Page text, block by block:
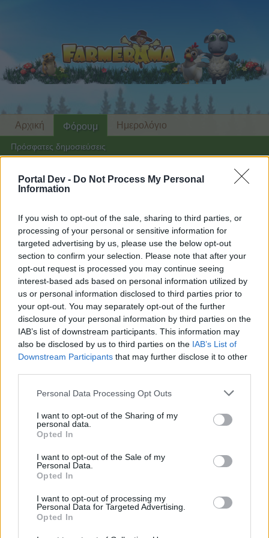
Portal Dev - Do Not Process My Personal
Information
If you wish to opt-out of the sale, sharing to third parties, or
processing of your personal or sensitive information for
targeted advertising by us, please use the below opt-out
section to confirm your selection. Please note that after your
opt-out request is processed you may continue seeing
interest-based ads based on personal information utilized by
us or personal information disclosed to third parties prior to
your opt-out. You may separately opt-out of the further
disclosure of your personal information by third parties on the
IAB’s list of downstream participants. This information may
also be disclosed by us to third parties on the IAB’s List of
Downstream Participants that may further disclose it to other
Personal Data Processing Opt Outs
I want to opt-out of the Sharing of my
personal data.
Opted In
I want to opt-out of the Sale of my
Personal Data.
Opted In
I want to opt-out of processing my
Personal Data for Targeted Advertising.
Opted In
Φόρουμ ... Γενικό αρχείο FeedbackΠρόθυμοι κάστορες
Αγαπητέ αναγνώστη και αναγνώστρια του
φόρουμ,
αν θέλεις να συμμετέχεις ενεργά στις συζητήσεις
του φόρουμ ή να δημιουργείς τα δικά σου θέματα,
θα πρέπει πρώτα να συνδεθείς στο παιχνίδι. Αν
δεν έχεις ήδη λογαριασμό παιχνιδιού, κάνε
εγγραφή. Ανυπομονούμε να σε καλωσορίσουμε
στην ομάδα μας στο φόρουμ!„ΣΤΟ ΠΑΙΧΝΙΔΙ!“
Θέμα: Feedback Πρόθυμοι κάστορες
Μηνύματα:
25 Σύνολο "Μου αρέσει" που δέχτηκε:
Πόντοι τροπαίων : 40
13/9/15
ioanna6929
Βαρόνος του φόρουμ
Πόντοι τροπαίων : 850
βιβη.2003
Μηνύματα: 609 Σύνολο "Μου αρέσει" που δέχτηκε:
3,112
Πόντοι τροπαίων :
650
Αρχική Φόρουμ
Πρόσφατες δημοσιεύσεις
Ημερολόγιο